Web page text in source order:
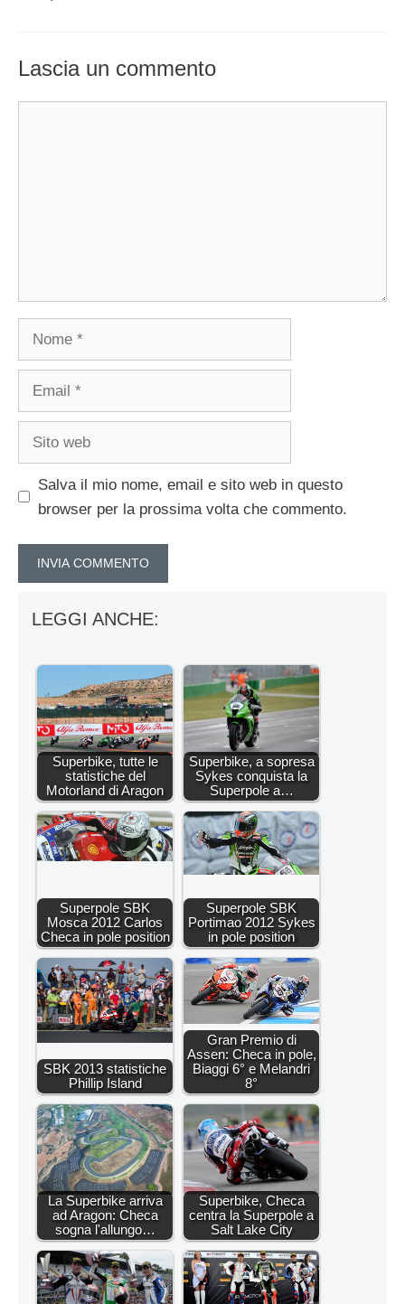
Lascia un commento
Salva il mio nome, email e sito web in questo
browser per la prossima volta che commento.
LEGGI ANCHE:
Superbike, tutte le
statistiche del
Motorland di Aragon
Superbike, a sopresa
Sykes conquista la
Superpole a…
Superpole SBK
Mosca 2012 Carlos
Checa in pole position
Superpole SBK
Portimao 2012 Sykes
in pole position
SBK 2013 statistiche
Phillip Island
Gran Premio di
Assen: Checa in pole,
Biaggi 6° e Melandri
8°
La Superbike arriva
ad Aragon: Checa
sogna l'allungo…
Superbike, Checa
centra la Superpole a
Salt Lake City